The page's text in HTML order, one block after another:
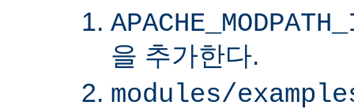
을 추가한다.
modules/